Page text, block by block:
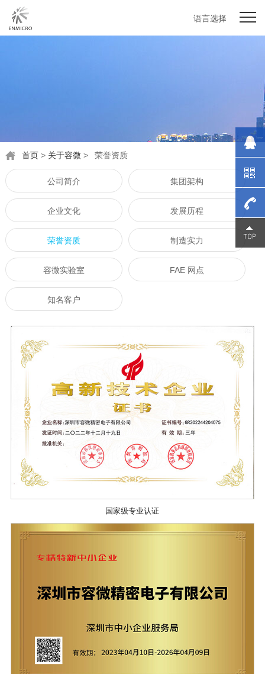
语言选择
首页> 关于容微 > 荣誉资质
公司简介 集团架构
企业文化 发展历程
荣誉资质 制造实力
容微实验室 FAE 网点
知名客户
国家级专业认证
0755-